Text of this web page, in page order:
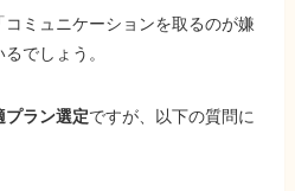
ミュニケーションを取るのが嫌
でしょう。
ラン選定ですが、以下の質問に